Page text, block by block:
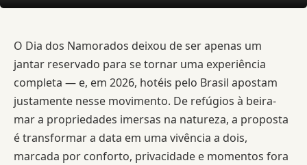
O Dia dos Namorados deixou de ser apenas um
jantar reservado para se tornar uma experiência
completa — e, em 2026, hotéis pelo Brasil apostam
justamente nesse movimento. De refúgios à beira-
mar a propriedades imersas na natureza, a proposta
é transformar a data em uma vivência a dois,
marcada por conforto, privacidade e momentos fora